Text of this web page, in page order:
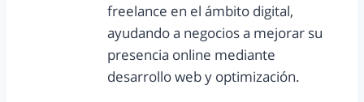
freelance en el ámbito digital,
ayudando a negocios a mejorar su
presencia online mediante
desarrollo web y optimización.